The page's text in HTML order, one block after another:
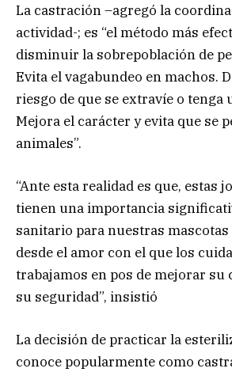
La castración –agregó la
actividad-; es “el método más
disminuir la sobrepoblación de
Evita el vagabundeo en machos.
riesgo de que se extravíe o tenga
Mejora el carácter y evita que se
animales”.
“Ante esta realidad es que, estas
tienen una importancia
sanitario para nuestras
desde el amor con el que los
trabajamos en pos de mejorar su
su seguridad”, insistió
La decisión de practicar la
conoce popularmente como